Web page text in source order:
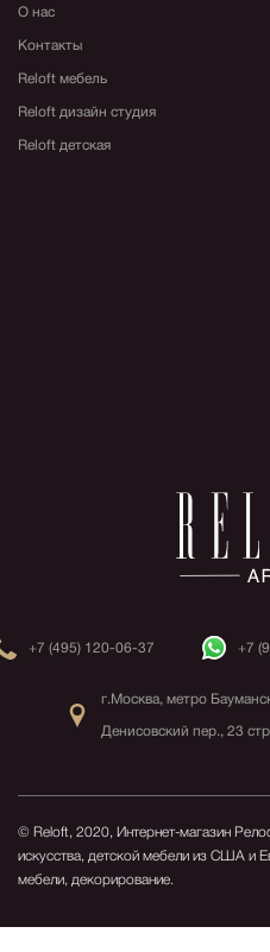
О нас
Контакты
Reloft мебель
Reloft дизайн студия
Reloft детская
+7 (495) 120-06-37 +7
г.Москва, метро
Денисовский пер., 23
© Reloft, 2020, Интернет-магазин
искусства, детской мебели из США и
мебели, декорирование.